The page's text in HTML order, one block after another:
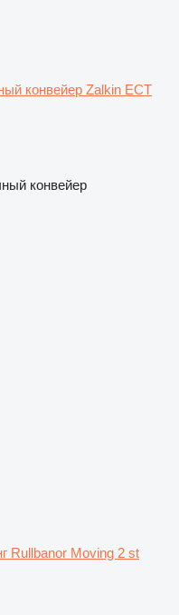
конвейер Zalkin ECT
конвейер
Rullbanor Moving 2 st